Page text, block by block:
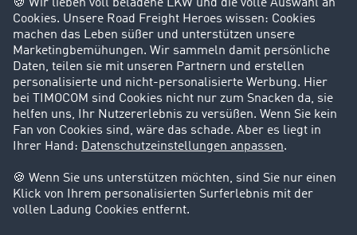
Success Stories
Karriere
Support
Kontakt
Rechtliches
Impressum